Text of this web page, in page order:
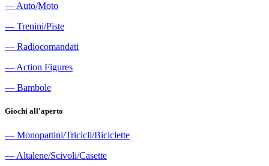
― Auto/Moto
― Trenini/Piste
― Radiocomandati
― Action Figures
― Bambole
Giochi all'aperto
― Monopattini/Tricicli/Biciclette
― Altalene/Scivoli/Casette